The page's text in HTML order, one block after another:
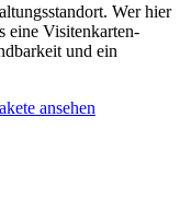
Wer hier
eine Visitenkarten-
und ein
ansehen